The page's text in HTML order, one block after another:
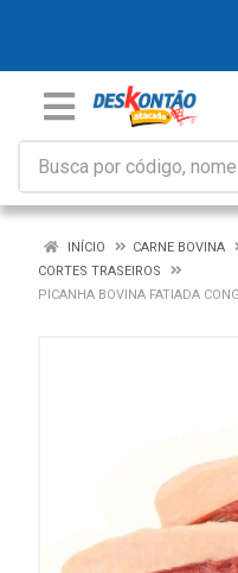
INÍCIO
CARNE BOVINA
CORTES TRASEIROS
PICANHA BOVINA FATIADA